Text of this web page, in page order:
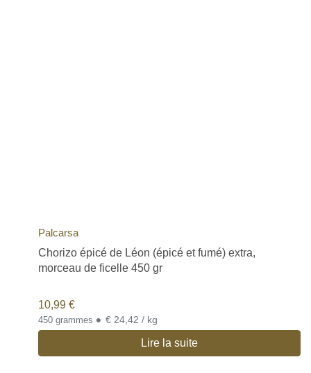
Palcarsa
Chorizo épicé de Léon (épicé et fumé) extra,
morceau de ficelle 450 gr
10,99 €
450 grammes • € 24,42 / kg
Lire la suite